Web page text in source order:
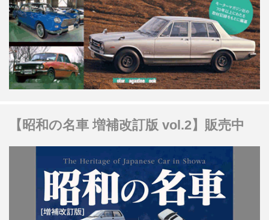
【昭和の名車 増補改訂版 vol.2】販売中